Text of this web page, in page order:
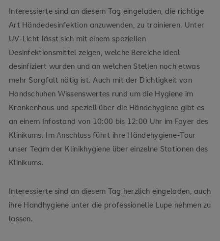
Interessierte sind an diesem Tag eingeladen, die richtige
Art Händedesinfektion anzuwenden, zu trainieren. Unter
UV-Licht lässt sich mit einem speziellen
Desinfektionsmittel zeigen, welche Bereiche ideal
desinfiziert wurden und an welchen Stellen noch etwas
mehr Sorgfalt nötig ist. Auch mit der Dichtigkeit von
Handschuhen Wissenswertes rund um die Hygiene im
Krankenhaus und speziell über die Händehygiene gibt es
an einem Infostand von 10:00 bis 12:00 Uhr im Foyer des
Klinikums. Im Anschluss führt ihre Händehygiene-Tour
unser Team der Klinikhygiene über einzelne Stationen des
Klinikums.
Interessierte sind an diesem Tag herzlich eingeladen, auch
ihre Handhygiene unter die professionelle Lupe nehmen zu
lassen.